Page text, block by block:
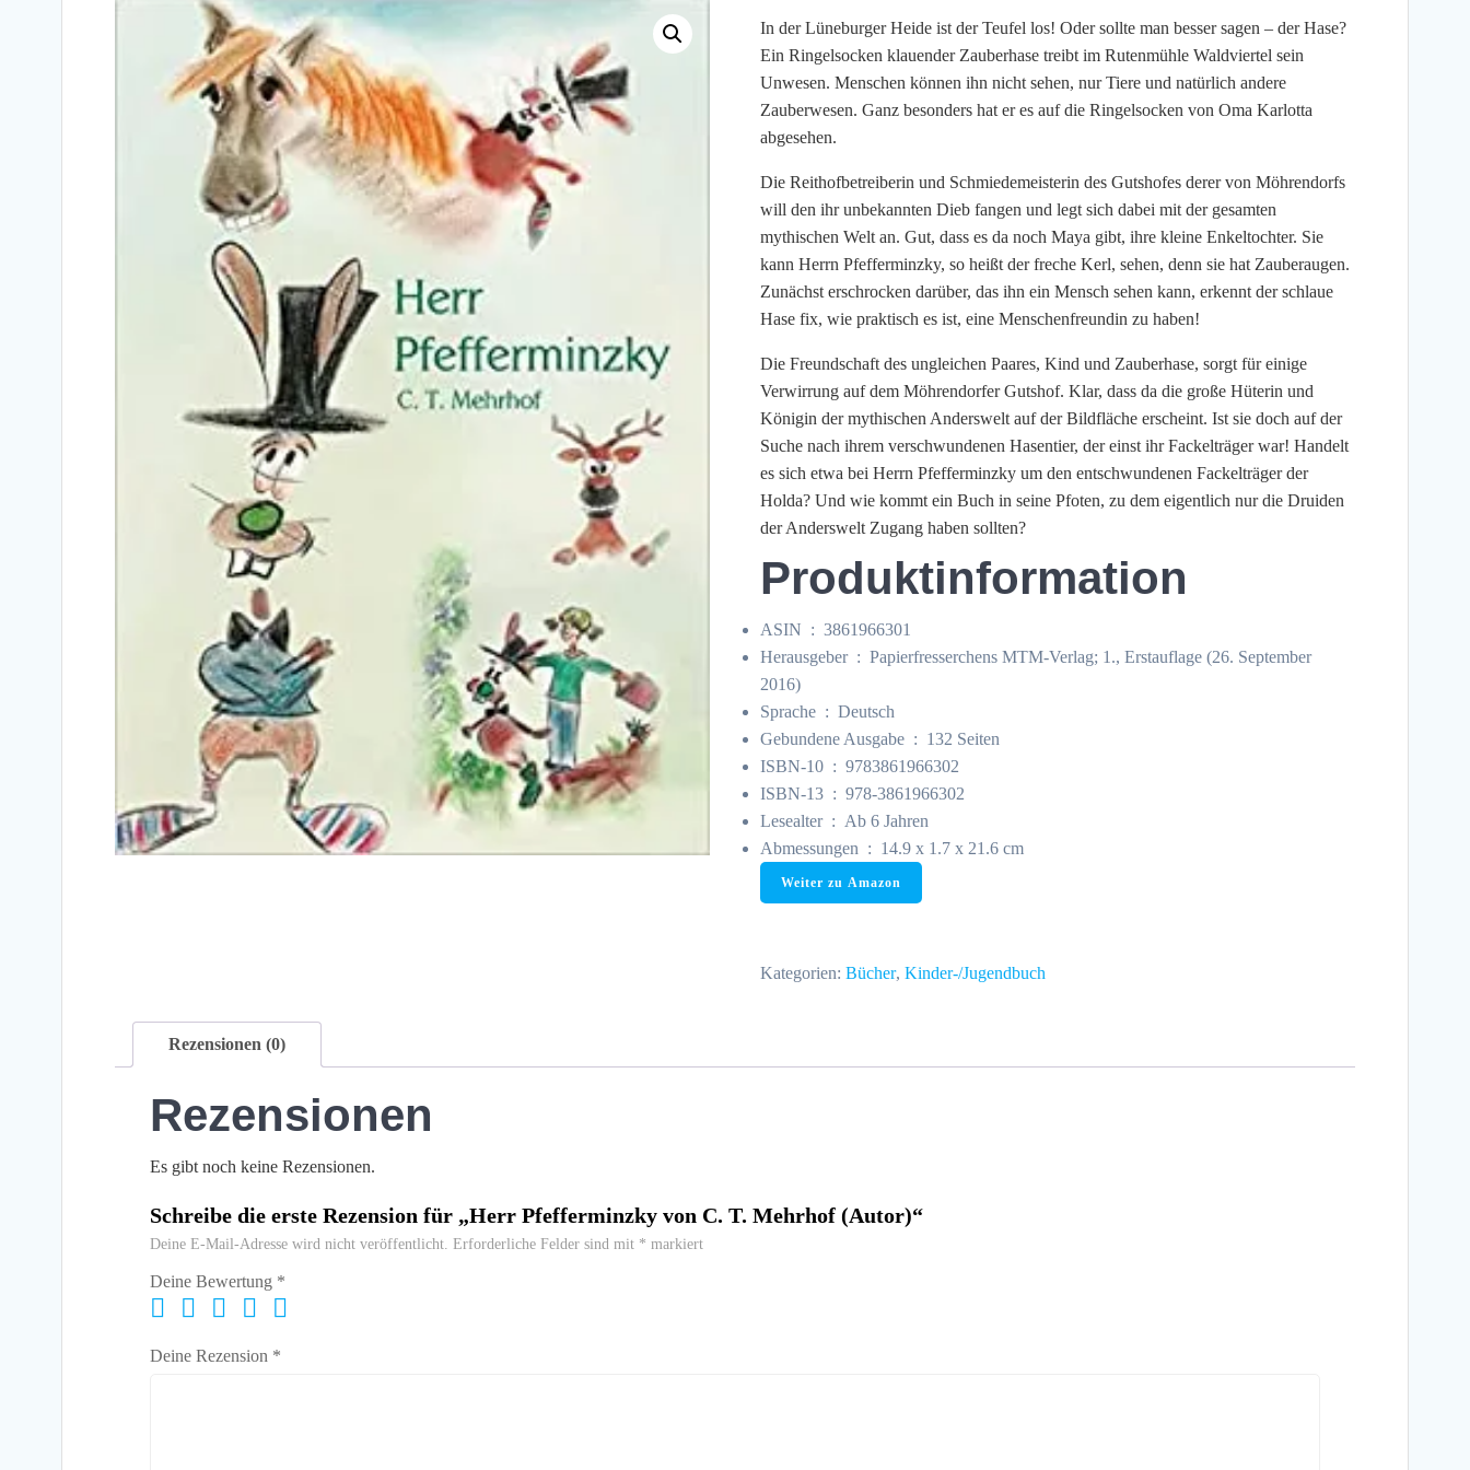
In der Lüneburger Heide ist der Teufel los! Oder sollte man besser sagen – der Hase?
Ein Ringelsocken klauender Zauberhase treibt im Rutenmühle Waldviertel sein
Unwesen. Menschen können ihn nicht sehen, nur Tiere und natürlich andere
Zauberwesen. Ganz besonders hat er es auf die Ringelsocken von Oma Karlotta
abgesehen.
Die Reithofbetreiberin und Schmiedemeisterin des Gutshofes derer von Möhrendorfs
will den ihr unbekannten Dieb fangen und legt sich dabei mit der gesamten
mythischen Welt an. Gut, dass es da noch Maya gibt, ihre kleine Enkeltochter. Sie
kann Herrn Pfefferminzky, so heißt der freche Kerl, sehen, denn sie hat Zauberaugen.
Zunächst erschrocken darüber, das ihn ein Mensch sehen kann, erkennt der schlaue
Hase fix, wie praktisch es ist, eine Menschenfreundin zu haben!
Die Freundschaft des ungleichen Paares, Kind und Zauberhase, sorgt für einige
Verwirrung auf dem Möhrendorfer Gutshof. Klar, dass da die große Hüterin und
Königin der mythischen Anderswelt auf der Bildfläche erscheint. Ist sie doch auf der
Suche nach ihrem verschwundenen Hasentier, der einst ihr Fackelträger war! Handelt
es sich etwa bei Herrn Pfefferminzky um den entschwundenen Fackelträger der
Holda? Und wie kommt ein Buch in seine Pfoten, zu dem eigentlich nur die Druiden
der Anderswelt Zugang haben sollten?
Produktinformation
ASIN ‏ : ‎ 3861966301
Herausgeber ‏ : ‎ Papierfresserchens MTM-Verlag; 1., Erstauflage (26. September
2016)
Sprache ‏ : ‎ Deutsch
Gebundene Ausgabe ‏ : ‎ 132 Seiten
ISBN-10 ‏ : ‎ 9783861966302
ISBN-13 ‏ : ‎ 978-3861966302
Lesealter ‏ : ‎ Ab 6 Jahren
Abmessungen ‏ : ‎ 14.9 x 1.7 x 21.6 cm
Weiter zu Amazon
Kategorien: Bücher, Kinder-/Jugendbuch
Rezensionen (0)
Rezensionen
Es gibt noch keine Rezensionen.
Schreibe die erste Rezension für „Herr Pfefferminzky von C. T. Mehrhof (Autor)“
Deine E-Mail-Adresse wird nicht veröffentlicht. Erforderliche Felder sind mit * markiert
Deine Bewertung *
Deine Rezension *